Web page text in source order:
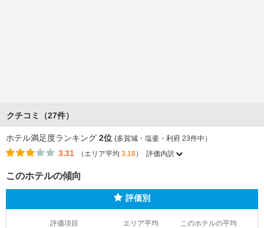
クチコミ（27件）
ホテル満足度ランキング 2位 (多賀城・塩釜・利府 23件中）
3.31 （エリア平均 3.18） 評価内訳
このホテルの傾向
評価別
評価項目 エリア平均 このホテルの平均